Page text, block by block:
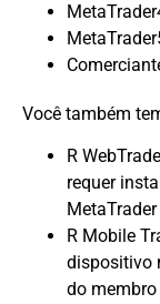
Você também
R
requer
R Mobile
dispositivo
do